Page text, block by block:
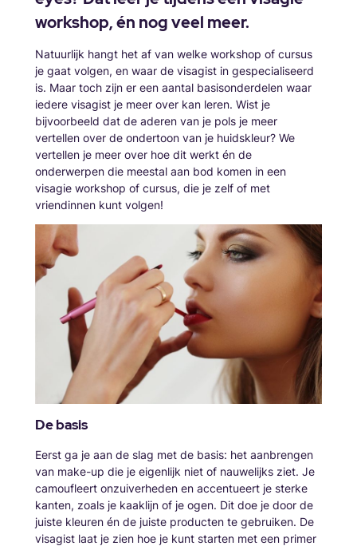
workshop, én nog veel meer.
Natuurlijk hangt het af van welke workshop of cursus
je gaat volgen, en waar de visagist in gespecialiseerd
is. Maar toch zijn er een aantal basisonderdelen waar
iedere visagist je meer over kan leren. Wist je
bijvoorbeeld dat de aderen van je pols je meer
vertellen over de ondertoon van je huidskleur? We
vertellen je meer over hoe dit werkt én de
onderwerpen die meestal aan bod komen in een
visagie workshop of cursus, die je zelf of met
vriendinnen kunt volgen!
De basis
Eerst ga je aan de slag met de basis: het aanbrengen
van make-up die je eigenlijk niet of nauwelijks ziet. Je
camoufleert onzuiverheden en accentueert je sterke
kanten, zoals je kaaklijn of je ogen. Dit doe je door de
juiste kleuren én de juiste producten te gebruiken. De
visagist laat je zien hoe je kunt starten met een primer